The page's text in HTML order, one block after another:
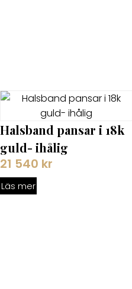
Halsband pansar i 18k
guld- ihålig
21 540 kr
Läs mer